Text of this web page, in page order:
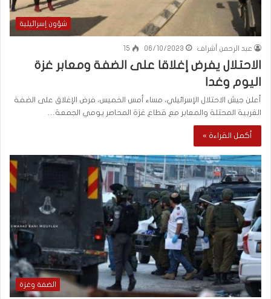
شؤون إسرائيلية
عبد الرحمن أشراف 06/10/2023
15
الاحتلال يفرض إغلاقا على الضفة ومعابر غزة
اليوم وغدا
أعلن جيش الاحتلال الإسرائيلي، مساء أمس الخميس، فرض الإغلاق على الضفة
الغربية المحتلة والمعابر مع قطاع غزة المحاصر يومي الجمعة…
أكمل القراءة »
الضفة وغزة